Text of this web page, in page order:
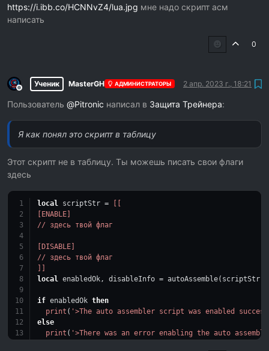
https://i.ibb.co/HCNNvZ4/lua.jpg мне надо скрипт асм
написать
0
Не в сети
Ученик MasterGH АДМИНИСТРАТОРЫ 2 апр. 2023 г., 18:21
Пользователь @Pitronic написал в Защита Трейнера:
Я как понял это скрипт в таблицу
Этот скрипт не в таблицу. Ты можешь писать свои флаги
здесь
local scriptStr =
[ENABLE]
// здесь твой флаг
[DISABLE]
// здесь твой флаг
local enabledOk, disableInfo = autoAssemble(scriptStr)
if enabledOk then
print ( '>The auto assembler script was enabled
else
print ( '>There was an error enabling the auto